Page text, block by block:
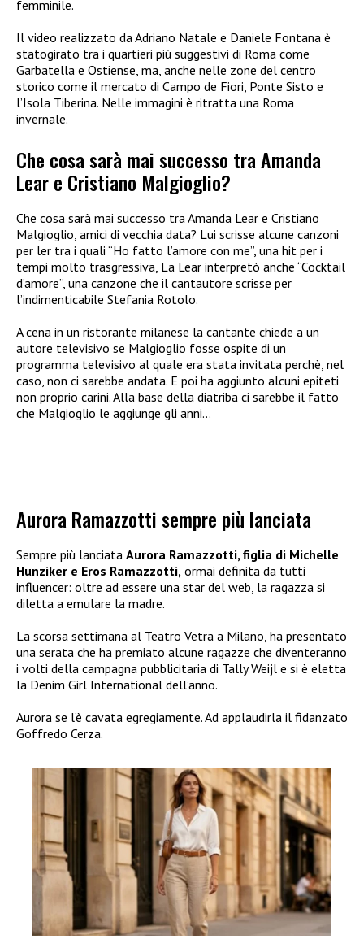
femminile.
Il video realizzato da Adriano Natale e Daniele Fontana è
statogirato tra i quartieri più suggestivi di Roma come
Garbatella e Ostiense, ma, anche nelle zone del centro
storico come il mercato di Campo de Fiori, Ponte Sisto e
l’Isola Tiberina. Nelle immagini è ritratta una Roma
invernale.
Che cosa sarà mai successo tra Amanda
Lear e Cristiano Malgioglio?
Che cosa sarà mai successo tra Amanda Lear e Cristiano
Malgioglio, amici di vecchia data? Lui scrisse alcune canzoni
per ler tra i quali “Ho fatto l’amore con me”, una hit per i
tempi molto trasgressiva, La Lear interpretò anche “Cocktail
d’amore”, una canzone che il cantautore scrisse per
l’indimenticabile Stefania Rotolo.
A cena in un ristorante milanese la cantante chiede a un
autore televisivo se Malgioglio fosse ospite di un
programma televisivo al quale era stata invitata perchè, nel
caso, non ci sarebbe andata. E poi ha aggiunto alcuni epiteti
non proprio carini. Alla base della diatriba ci sarebbe il fatto
che Malgioglio le aggiunge gli anni…
Aurora Ramazzotti sempre più lanciata
Sempre più lanciata Aurora Ramazzotti, figlia di Michelle
Hunziker e Eros Ramazzotti, ormai definita da tutti
influencer: oltre ad essere una star del web, la ragazza si
diletta a emulare la madre.
La scorsa settimana al Teatro Vetra a Milano, ha presentato
una serata che ha premiato alcune ragazze che diventeranno
i volti della campagna pubblicitaria di Tally Weijl e si è eletta
la Denim Girl International dell’anno.
Aurora se l’è cavata egregiamente. Ad applaudirla il fidanzato
Goffredo Cerza.